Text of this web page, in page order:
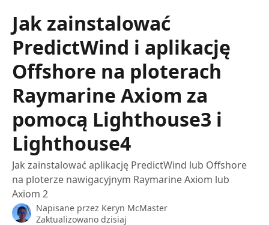
Jak zainstalować
PredictWind i aplikację
Offshore na ploterach
Raymarine Axiom za
pomocą Lighthouse3 i
Lighthouse4
Jak zainstalować aplikację PredictWind lub Offshore
na ploterze nawigacyjnym Raymarine Axiom lub
Axiom 2
Napisane przez Keryn McMaster
Zaktualizowano dzisiaj